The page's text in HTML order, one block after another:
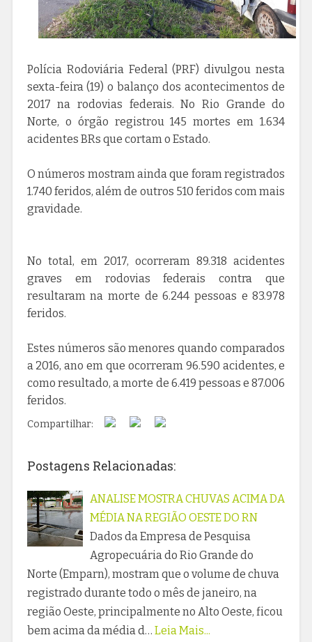
Polícia Rodoviária Federal (PRF) divulgou nesta
sexta-feira (19) o balanço dos acontecimentos de
2017 na rodovias federais. No Rio Grande do
Norte, o órgão registrou 145 mortes em 1.634
acidentes BRs que cortam o Estado.
O números mostram ainda que foram registrados
1.740 feridos, além de outros 510 feridos com mais
gravidade.
No total, em 2017, ocorreram 89.318 acidentes
graves em rodovias federais contra que
resultaram na morte de 6.244 pessoas e 83.978
feridos.
Estes números são menores quando comparados
a 2016, ano em que ocorreram 96.590 acidentes, e
como resultado, a morte de 6.419 pessoas e 87.006
feridos.
Compartilhar:
Postagens Relacionadas:
ANALISE MOSTRA CHUVAS ACIMA DA
MÉDIA NA REGIÃO OESTE DO RN
Dados da Empresa de Pesquisa
Agropecuária do Rio Grande do
Norte (Emparn), mostram que o volume de chuva
registrado durante todo o mês de janeiro, na
região Oeste, principalmente no Alto Oeste, ficou
bem acima da média d… Leia Mais...